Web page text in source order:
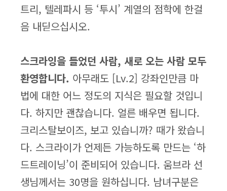
트리, 텔레파시 등 ‘투시’ 계열의 점학에 한걸
음 내딛으십시오.
스크라잉을 들었던 사람, 새로 오는 사람 모두
환영합니다. 아무래도 [Lv.2] 강좌인만큼 마
법에 대한 어느 정도의 지식은 필요할 것입니
다. 하지만 괜찮습니다. 얼른 배우면 됩니다.
크리스탈보이즈, 보고 있습니까? 때가 왔습니
다. 스크라이가 언제든 가능하도록 만드는 ‘하
드트레이닝’이 준비되어 있습니다. 움브라 선
생님께서는 30명을 원하십니다. 남녀구분은